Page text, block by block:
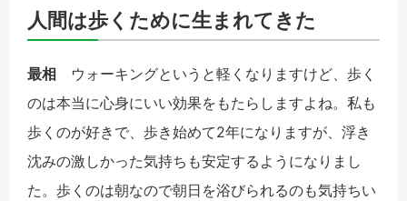
人間は歩くために生まれてきた
最相 ウォーキングというと軽くなりますけど、歩く
のは本当に心身にいい効果をもたらしますよね。私も
歩くのが好きで、歩き始めて2年になりますが、浮き
沈みの激しかった気持ちも安定するようになりまし
た。歩くのは朝なので朝日を浴びられるのも気持ちい